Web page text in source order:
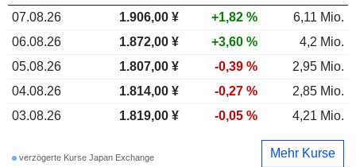
07.08.26
1.906,00 ¥ +1,82 %
6,11 Mio.
06.08.26
1.872,00 ¥ +3,60 %
4,2 Mio.
05.08.26
1.807,00 ¥ -0,39 %
2,95 Mio.
04.08.26
1.814,00 ¥ -0,27 %
2,85 Mio.
03.08.26
1.819,00 ¥ -0,05 % 4,21 Mio.
verzögerte Kurse Japan Exchange Mehr Kurse